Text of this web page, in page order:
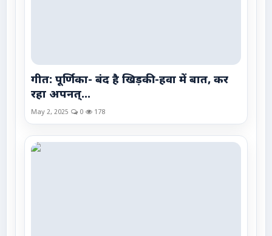
गीत: पूर्णिका- बंद है खिड़की-हवा में बात, कर
रहा अपनत्...
May 2, 2025 0 178